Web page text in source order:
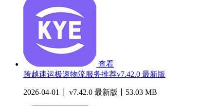
查看
跨越速运极速物流服务推荐v7.42.0 最新版
2026-04-01丨 v7.42.0 最新版丨53.03 MB